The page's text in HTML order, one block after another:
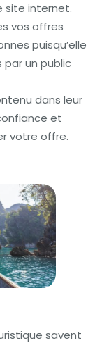
site internet.
vos offres
puisqu’elle
par un public
dans leur
et
votre offre.
savent